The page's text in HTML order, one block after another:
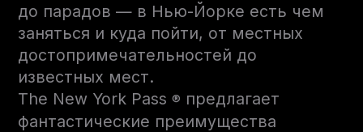
до парадов — в Нью-Йорке есть чем
заняться и куда пойти, от местных
достопримечательностей до
известных мест.
The New York Pass® предлагает
фантастические преимущества